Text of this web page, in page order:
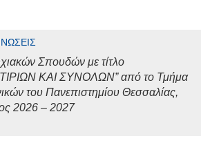
Σπουδών με τίτλο
ΚΑΙ ΣΥΝΟΛΩΝ” από το Τμήμα
του Πανεπιστημίου Θεσσαλίας,
2026 – 2027